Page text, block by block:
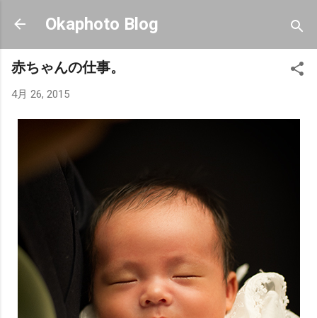
スキップしてメイン コンテンツに移動
Okaphoto Blog
赤ちゃんの仕事。
4月 26, 2015